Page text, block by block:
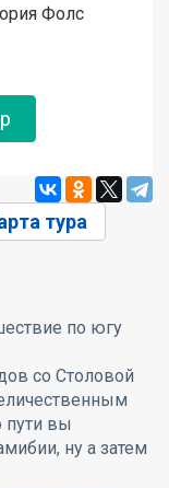
Фолс
тура
по югу
со Столовой
пути вы
ну а затем